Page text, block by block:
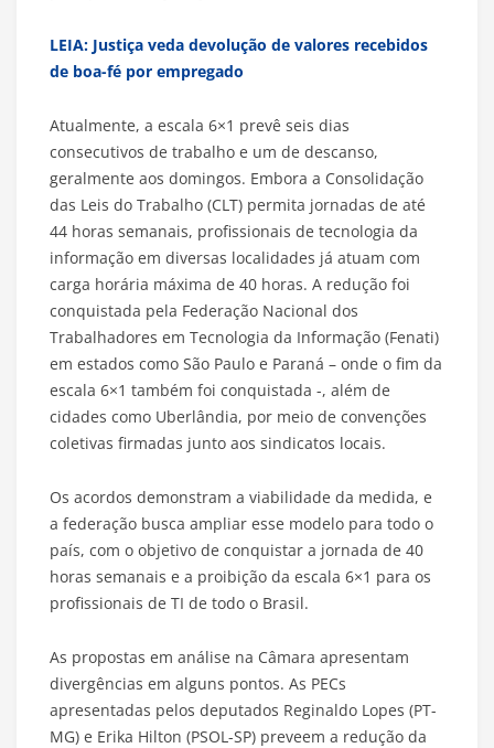
LEIA: Justiça veda devolução de valores recebidos
de boa-fé por empregado
Atualmente, a escala 6×1 prevê seis dias
consecutivos de trabalho e um de descanso,
geralmente aos domingos. Embora a Consolidação
das Leis do Trabalho (CLT) permita jornadas de até
44 horas semanais, profissionais de tecnologia da
informação em diversas localidades já atuam com
carga horária máxima de 40 horas. A redução foi
conquistada pela Federação Nacional dos
Trabalhadores em Tecnologia da Informação (Fenati)
em estados como São Paulo e Paraná – onde o fim da
escala 6×1 também foi conquistada -, além de
cidades como Uberlândia, por meio de convenções
coletivas firmadas junto aos sindicatos locais.
Os acordos demonstram a viabilidade da medida, e
a federação busca ampliar esse modelo para todo o
país, com o objetivo de conquistar a jornada de 40
horas semanais e a proibição da escala 6×1 para os
profissionais de TI de todo o Brasil.
As propostas em análise na Câmara apresentam
divergências em alguns pontos. As PECs
apresentadas pelos deputados Reginaldo Lopes (PT-
MG) e Erika Hilton (PSOL-SP) preveem a redução da